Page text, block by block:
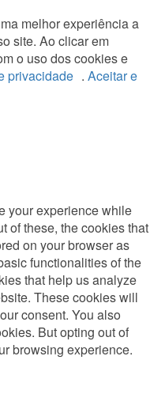
melhor experiência a
site. Ao clicar em
o uso dos cookies e
privacidade . Aceitar e
your experience while
of these, the cookies that
on your browser as
functionalities of the
that help us analyze
These cookies will
consent. You also
But opting out of
browsing experience.